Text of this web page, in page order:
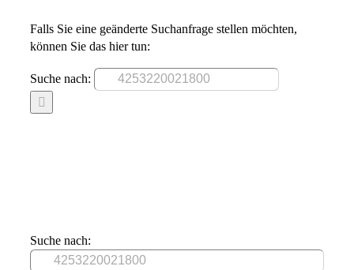
Falls Sie eine geänderte Suchanfrage stellen möchten,
können Sie das hier tun:
Suche nach:
Suche nach: